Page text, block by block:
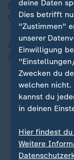
Investitionen
Die Interviews
Behrends
deine Daten
Dies betrifft
"Zustimmen"
unserer
Einwilligung
Zwecken du
welchen nicht.
kannst du
in deinen
Hier findest
Weitere